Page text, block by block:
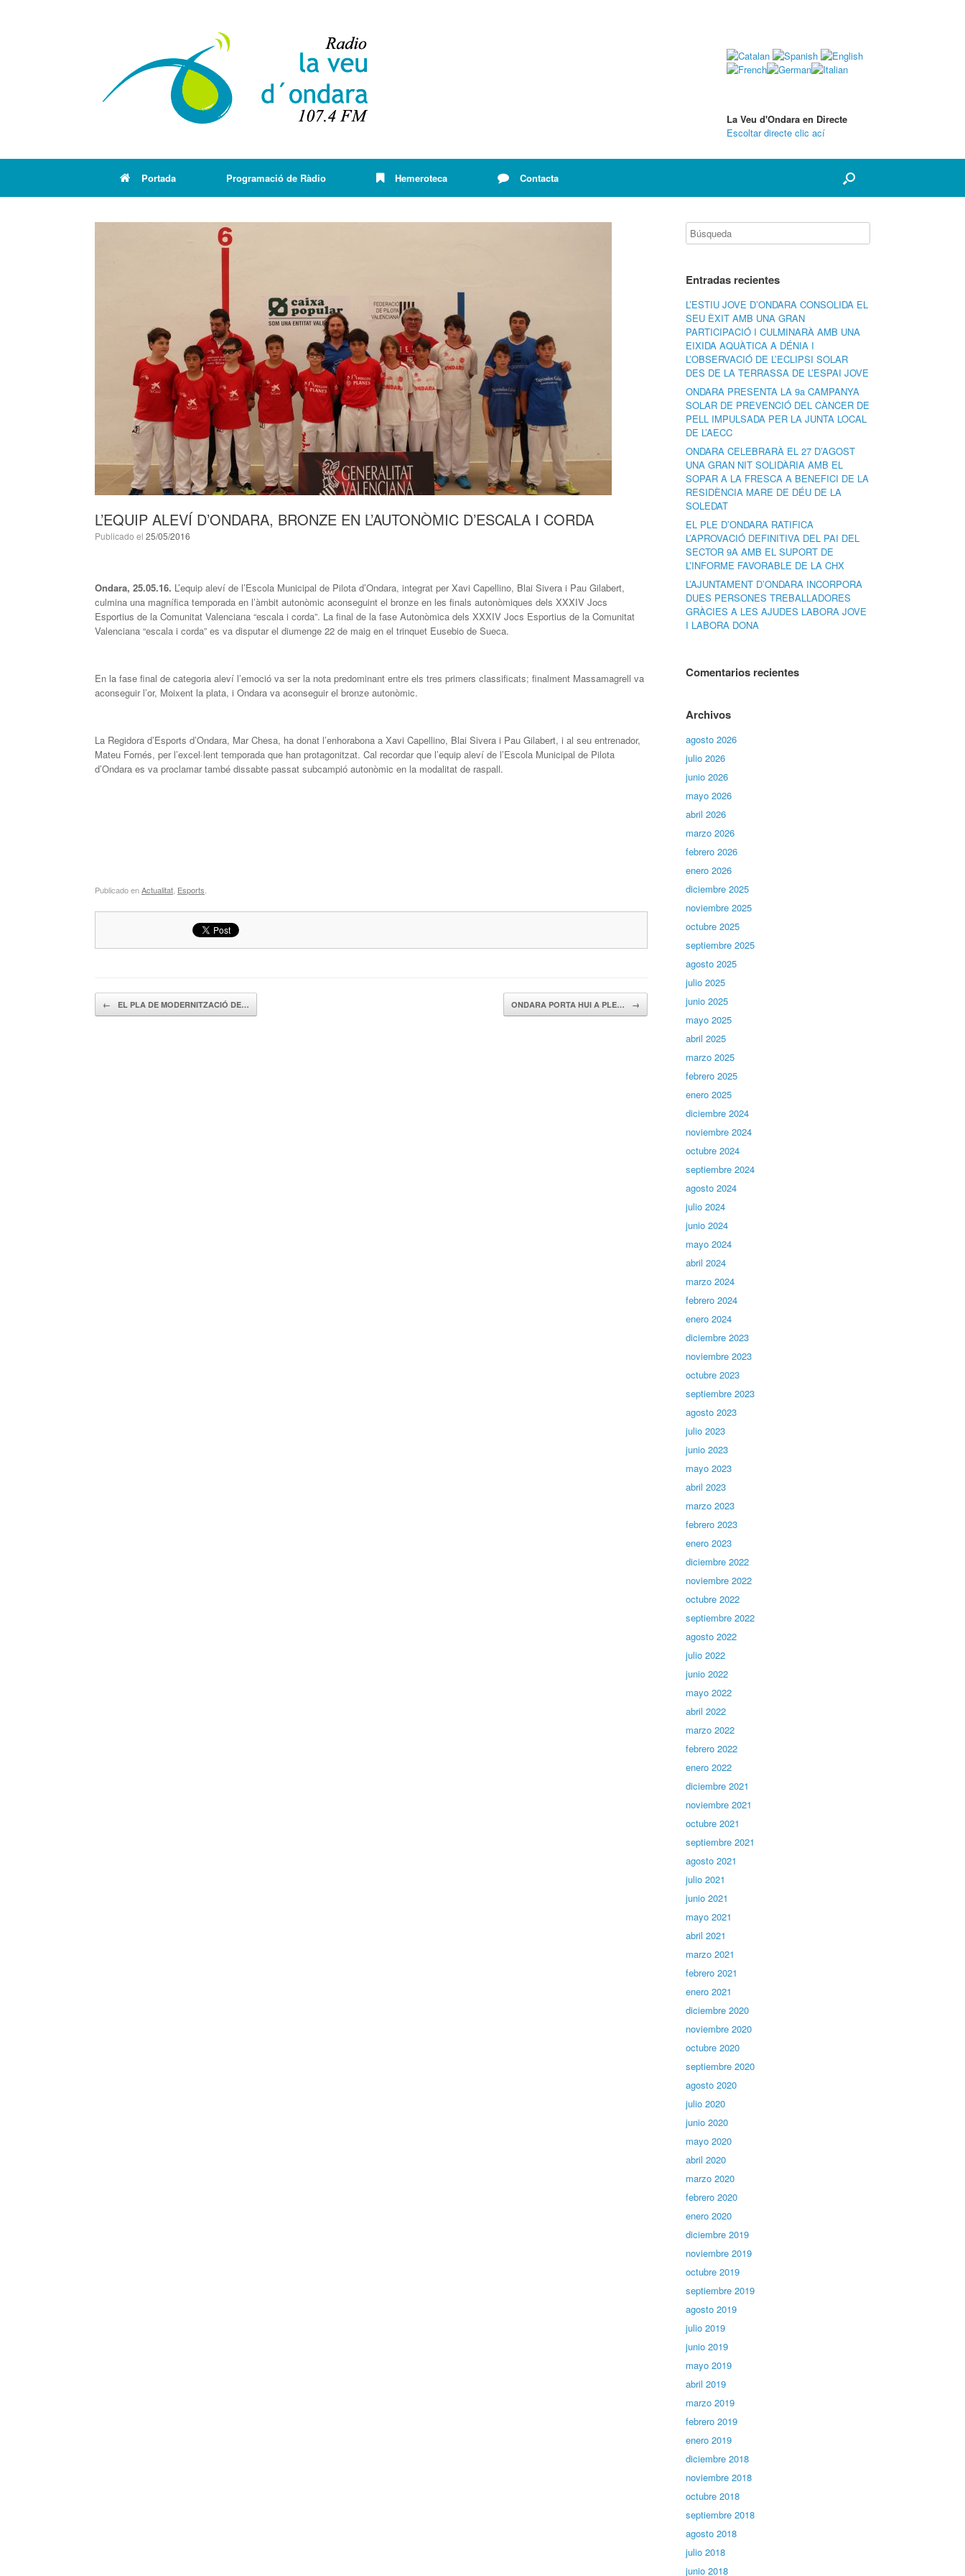
La Veu d'Ondara en Directe
Escoltar directe clic ací
Portada Programació de Ràdio Hemeroteca Contacta
L’EQUIP ALEVÍ D’ONDARA, BRONZE EN L’AUTONÒMIC D’ESCALA I CORDA
Publicado el 25/05/2016
Ondara, 25.05.16. L’equip aleví de l’Escola Municipal de Pilota d’Ondara, integrat per Xavi Capellino, Blai Sivera i Pau Gilabert,
culmina una magnífica temporada en l’àmbit autonòmic aconseguint el bronze en les finals autonòmiques dels XXXIV Jocs
Esportius de la Comunitat Valenciana “escala i corda”. La final de la fase Autonòmica dels XXXIV Jocs Esportius de la Comunitat
Valenciana “escala i corda” es va disputar el diumenge 22 de maig en el trinquet Eusebio de Sueca.
En la fase final de categoria aleví l’emoció va ser la nota predominant entre els tres primers classificats; finalment Massamagrell va
aconseguir l’or, Moixent la plata, i Ondara va aconseguir el bronze autonòmic.
La Regidora d’Esports d’Ondara, Mar Chesa, ha donat l’enhorabona a Xavi Capellino, Blai Sivera i Pau Gilabert, i al seu entrenador,
Mateu Fornés, per l’excel·lent temporada que han protagonitzat. Cal recordar que l’equip aleví de l’Escola Municipal de Pilota
d’Ondara es va proclamar també dissabte passat subcampió autonòmic en la modalitat de raspall.
Publicado enActualitat Esports
Navegador de artículos
← EL PLA DE MODERNITZACIÓ DE… ONDARA PORTA HUI A PLE… →
Entradas recientes
L’ESTIU JOVE D’ONDARA CONSOLIDA EL
SEU ÈXIT AMB UNA GRAN
PARTICIPACIÓ I CULMINARÀ AMB UNA
EIXIDA AQUÀTICA A DÉNIA I
L’OBSERVACIÓ DE L’ECLIPSI SOLAR
DES DE LA TERRASSA DE L’ESPAI JOVE
ONDARA PRESENTA LA 9a CAMPANYA
SOLAR DE PREVENCIÓ DEL CÀNCER DE
PELL IMPULSADA PER LA JUNTA LOCAL
DE L’AECC
ONDARA CELEBRARÀ EL 27 D’AGOST
UNA GRAN NIT SOLIDÀRIA AMB EL
SOPAR A LA FRESCA A BENEFICI DE LA
RESIDÈNCIA MARE DE DÉU DE LA
SOLEDAT
EL PLE D’ONDARA RATIFICA
L’APROVACIÓ DEFINITIVA DEL PAI DEL
SECTOR 9A AMB EL SUPORT DE
L’INFORME FAVORABLE DE LA CHX
L’AJUNTAMENT D’ONDARA INCORPORA
DUES PERSONES TREBALLADORES
GRÀCIES A LES AJUDES LABORA JOVE
I LABORA DONA
Comentarios recientes
Archivos
agosto 2026
julio 2026
junio 2026
mayo 2026
abril 2026
marzo 2026
febrero 2026
enero 2026
diciembre 2025
noviembre 2025
octubre 2025
septiembre 2025
agosto 2025
julio 2025
junio 2025
mayo 2025
abril 2025
marzo 2025
febrero 2025
enero 2025
diciembre 2024
noviembre 2024
octubre 2024
septiembre 2024
agosto 2024
julio 2024
junio 2024
mayo 2024
abril 2024
marzo 2024
febrero 2024
enero 2024
diciembre 2023
noviembre 2023
octubre 2023
septiembre 2023
agosto 2023
julio 2023
junio 2023
mayo 2023
abril 2023
marzo 2023
febrero 2023
enero 2023
diciembre 2022
noviembre 2022
octubre 2022
septiembre 2022
agosto 2022
julio 2022
junio 2022
mayo 2022
abril 2022
marzo 2022
febrero 2022
enero 2022
diciembre 2021
noviembre 2021
octubre 2021
septiembre 2021
agosto 2021
julio 2021
junio 2021
mayo 2021
abril 2021
marzo 2021
febrero 2021
enero 2021
diciembre 2020
noviembre 2020
octubre 2020
septiembre 2020
agosto 2020
julio 2020
junio 2020
mayo 2020
abril 2020
marzo 2020
febrero 2020
enero 2020
diciembre 2019
noviembre 2019
octubre 2019
septiembre 2019
agosto 2019
julio 2019
junio 2019
mayo 2019
abril 2019
marzo 2019
febrero 2019
enero 2019
diciembre 2018
noviembre 2018
octubre 2018
septiembre 2018
agosto 2018
julio 2018
junio 2018